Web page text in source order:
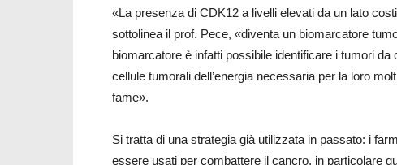
«La presenza di CDK12 a livelli elevati da un lato
sottolinea il prof. Pece, «diventa un biomarcatore
biomarcatore è infatti possibile identificare i tumori
cellule tumorali dell’energia necessaria per la loro
fame».
Si tratta di una strategia già utilizzata in passato: i
essere usati per combattere il cancro, in particolare